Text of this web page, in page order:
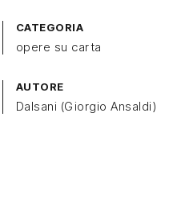
CATEGORIA
opere su carta
AUTORE
Dalsani (Giorgio Ansaldi)